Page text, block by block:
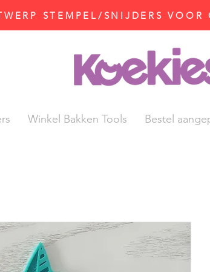
STEMPEL/SNIJDERS
Winkel Bakken Tools Bestel